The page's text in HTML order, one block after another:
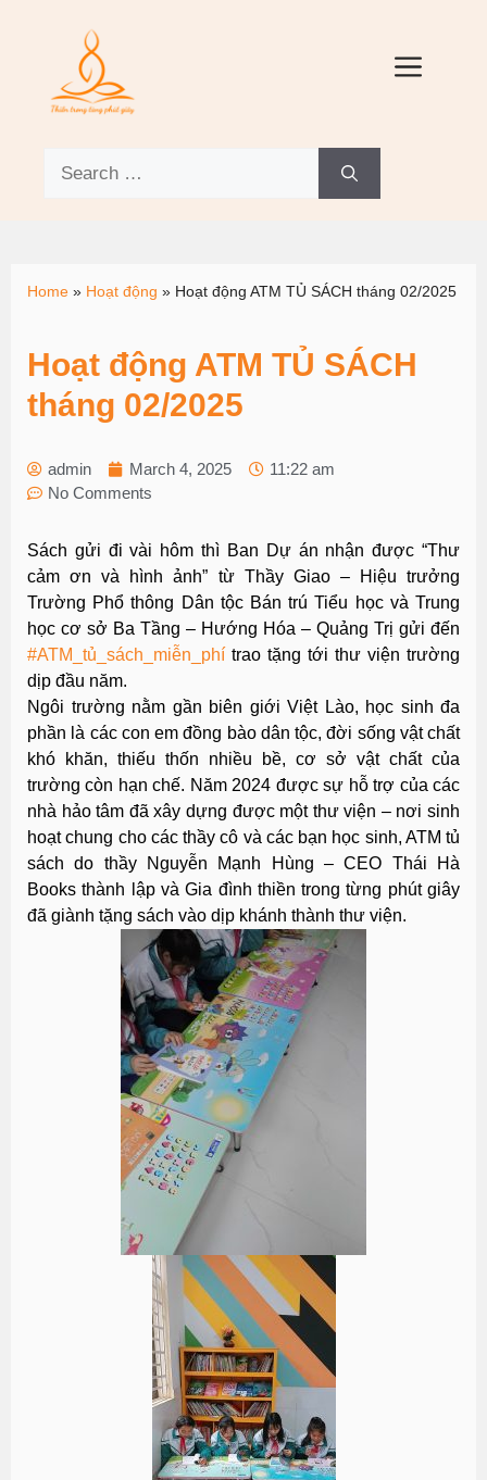
Home » Hoạt động » Hoạt động ATM TỦ SÁCH tháng 02/2025
Hoạt động ATM TỦ SÁCH
tháng 02/2025
admin March 4, 2025
11:22 am
No Comments
Sách gửi đi vài hôm thì Ban Dự án nhận được “Thư
cảm ơn và hình ảnh” từ Thầy Giao – Hiệu trưởng
Trường Phổ thông Dân tộc Bán trú Tiểu học và Trung
học cơ sở Ba Tầng – Hướng Hóa – Quảng Trị gửi đến
#ATM_tủ_sách_miễn_phí trao tặng tới thư viện trường
dịp đầu năm.
Ngôi trường nằm gần biên giới Việt Lào, học sinh đa
phần là các con em đồng bào dân tộc, đời sống vật chất
khó khăn, thiếu thốn nhiều bề, cơ sở vật chất của
trường còn hạn chế. Năm 2024 được sự hỗ trợ của các
nhà hảo tâm đã xây dựng được một thư viện – nơi sinh
hoạt chung cho các thầy cô và các bạn học sinh, ATM tủ
sách do thầy Nguyễn Mạnh Hùng – CEO Thái Hà
Books thành lập và Gia đình thiền trong từng phút giây
đã giành tặng sách vào dịp khánh thành thư viện.